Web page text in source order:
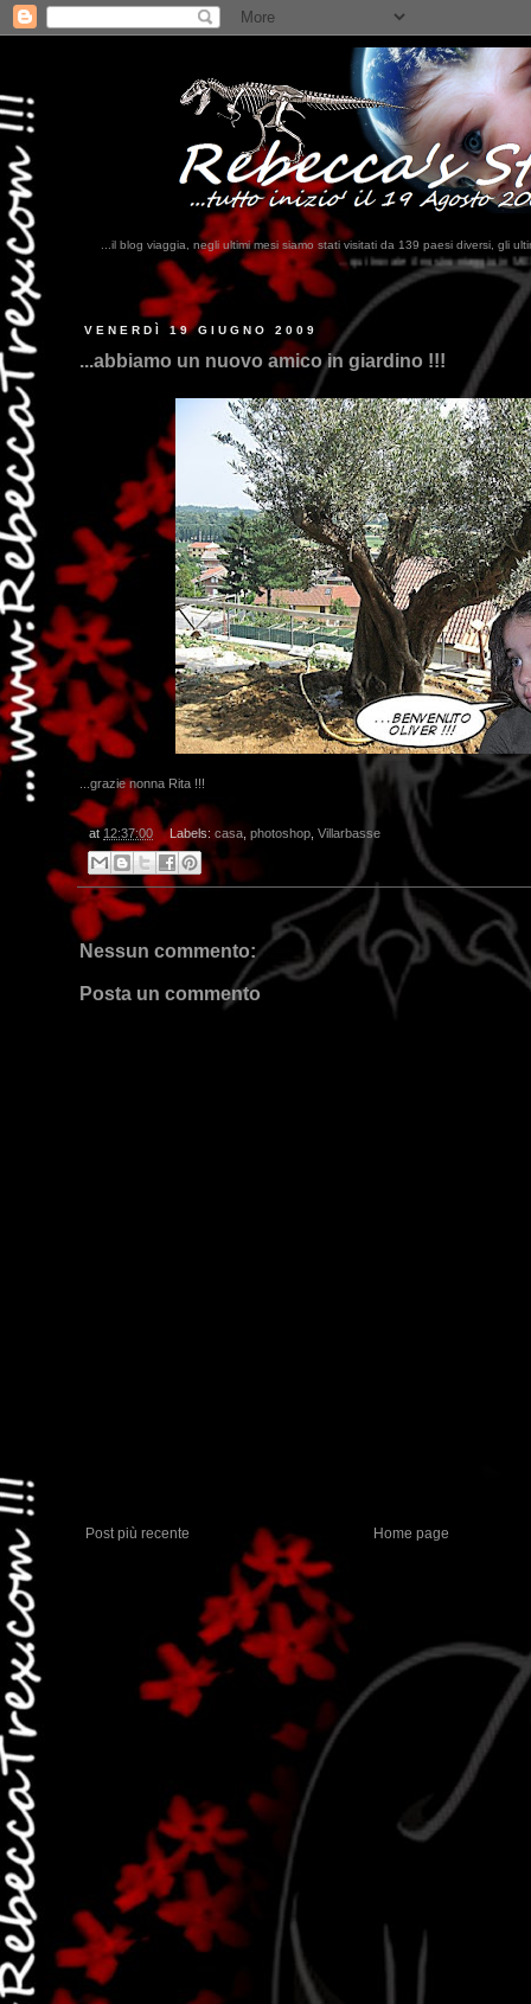
...il blog viaggia, negli ultimi mesi siamo stati visitati da 139 paesi diversi, gli
...qui trovate il nostro viaggio in MESSICO 2023...clikka qui !!!
VENERDÌ 19 GIUGNO 2009
...abbiamo un nuovo amico in giardino !!!
...grazie nonna Rita !!!
at12:37:00 Labels: casa, photoshop, Villarbasse
Nessun commento:
Posta un commento
Post più recente Home page